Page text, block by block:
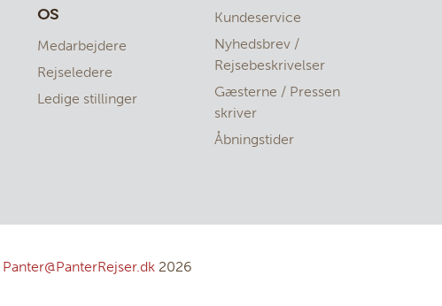
os
Medarbejdere
Rejseledere
Ledige stillinger
Kundeservice
Nyhedsbrev /
Rejsebeskrivelser
Gæsterne / Pressen
skriver
Åbningstider
Panter@PanterRejser.dk2026